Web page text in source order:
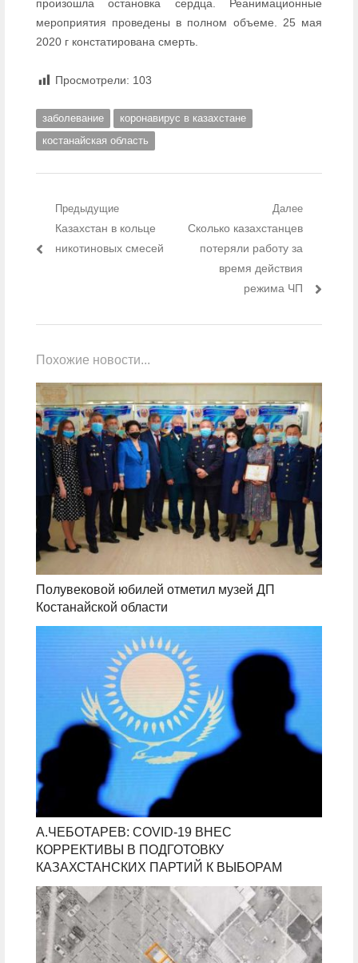
произошла остановка сердца. Реанимационные
мероприятия проведены в полном объеме. 25 мая
2020 г констатирована смерть.
Просмотрели: 103
заболевание
коронавирус в казахстане
костанайская область
Навигация по записям
Предыдущие
Предыдущий пост:
Казахстан в кольце
никотиновых смесей
Далее
Следующий пост:
Сколько казахстанцев
потеряли работу за
время действия
режима ЧП
Похожие новости...
Полувековой юбилей отметил музей ДП
Костанайской области
А.ЧЕБОТАРЕВ: COVID-19 ВНЕС
КОРРЕКТИВЫ В ПОДГОТОВКУ
КАЗАХСТАНСКИХ ПАРТИЙ К ВЫБОРАМ